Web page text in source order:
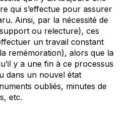
qui s’effectue pour assurer
Ainsi, par la nécessité de
ou relecture), ces
un travail constant
remémoration), alors que la
y a une fin à ce processus
dans un nouvel état
oubliés, minutes de
etc.